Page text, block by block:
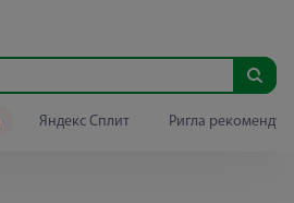
Яндекс Сплит Ригла